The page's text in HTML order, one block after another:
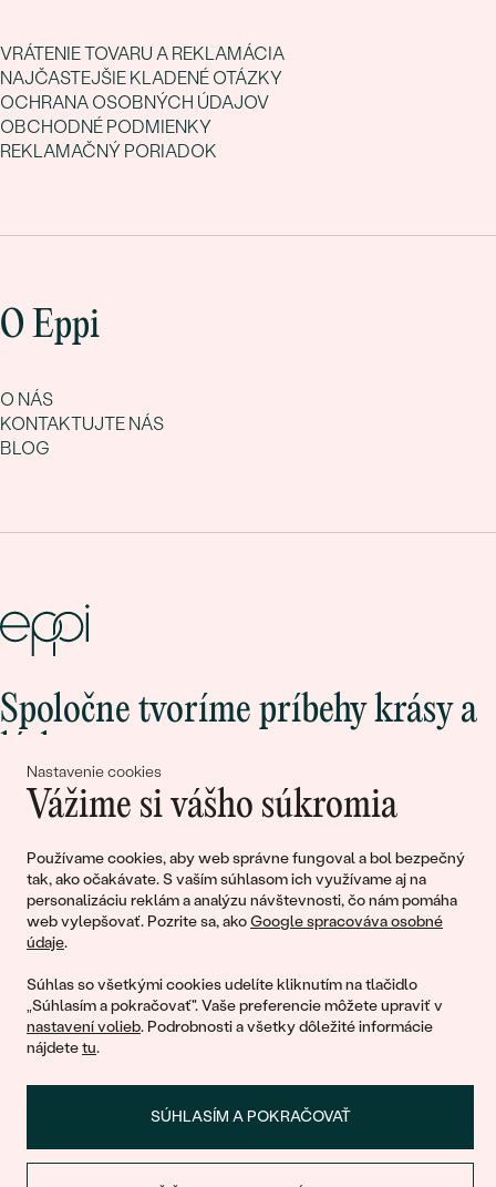
Nastavenie cookies
Vážime si vášho súkromia
Používame cookies, aby web správne fungoval a bol bezpečný
tak, ako očakávate. S vaším súhlasom ich využívame aj na
personalizáciu reklám a analýzu návštevnosti, čo nám pomáha
web vylepšovať. Pozrite sa, akoGoogle spracováva osobné
údaje.
Súhlas so všetkými cookies udelíte kliknutím na tlačidlo
„Súhlasím a pokračovať". Vaše preferencie môžete upraviť v
nastavení volieb. Podrobnosti a všetky dôležité informácie
nájdetetu.
SÚHLASÍM A POKRAČOVAŤ
VRÁTENIE TOVARU A REKLAMÁCIA
NAJČASTEJŠIE KLADENÉ OTÁZKY
OCHRANA OSOBNÝCH ÚDAJOV
OBCHODNÉ PODMIENKY
REKLAMAČNÝ PORIADOK
O Eppi
O NÁS
KONTAKTUJTE NÁS
BLOG
Spoločne tvoríme príbehy krásy a
Pripojte sa k nám!
© 2011 - 2026, Eppi.sk